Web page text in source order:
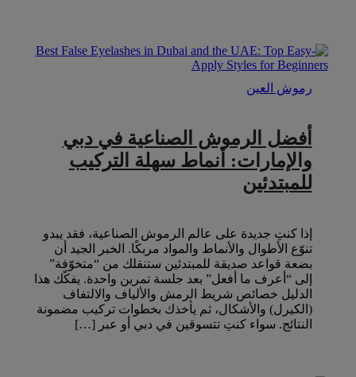
رموش العين
أفضل الرموش الصناعية في دبي
والإمارات: أنماط سهلة التركيب
للمبتدئين
إذا كنتِ جديدة على عالم الرموش الصناعية، فقد يبدو
تنوّع الأطوال والأنماط والمواد مربكًا. الخبر الجيد أن
بضعة قواعد صديقة للمبتدئين ستنقلك من “متخوّفة”
إلى “أعرف ما أفعل” بعد جلسة تمرين واحدة. يفكّك هذا
الدليل خصائص شريط الرمش والألياف والالتفاف
(الكيرل) والأشكال، ثم يأخذك بخطوات تركيب مضمونة
النتائج. سواء كنتِ تتسوقين في دبي أو عبر […]